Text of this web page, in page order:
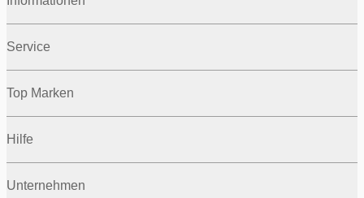
Service
Top Marken
Hilfe
Unternehmen